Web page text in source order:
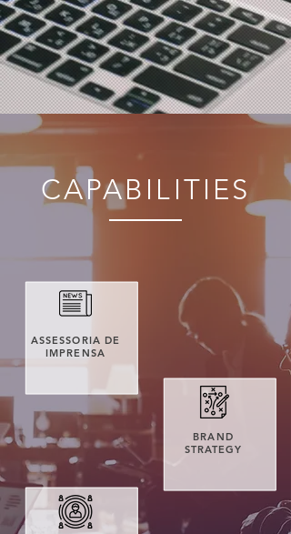
CAPABILITIES
ASSESSORIA DE
IMPRENSA
BRAND
STRATEGY